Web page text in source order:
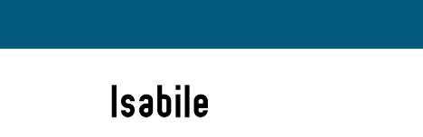
contenuto